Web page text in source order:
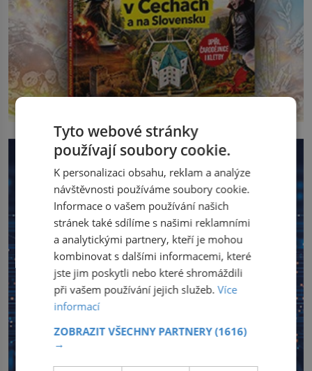
Tyto webové stránky
používají soubory cookie.
K personalizaci obsahu, reklam a analýze
návštěvnosti používáme soubory cookie.
Informace o vašem používání našich
stránek také sdílíme s našimi reklamními
a analytickými partnery, kteří je mohou
kombinovat s dalšími informacemi, které
jste jim poskytli nebo které shromáždili
při vašem používání jejich služeb.Více
informací
ZOBRAZIT VŠECHNY PARTNERY(1616)
→